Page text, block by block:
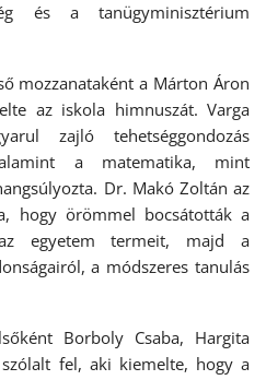
és a tanügyminisztérium
mozzanataként a Márton Áron
az iskola himnuszát. Varga
zajló tehetséggondozás
a matematika, mint
Dr. Makó Zoltán az
hogy örömmel bocsátották a
az egyetem termeit, majd a
a módszeres tanulás
Borboly Csaba, Hargita
szólalt fel, aki kiemelte, hogy a